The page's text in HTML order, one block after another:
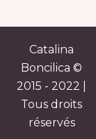
Catalina
Boncilica ©
2015 - 2022 |
Tous droits
réservés